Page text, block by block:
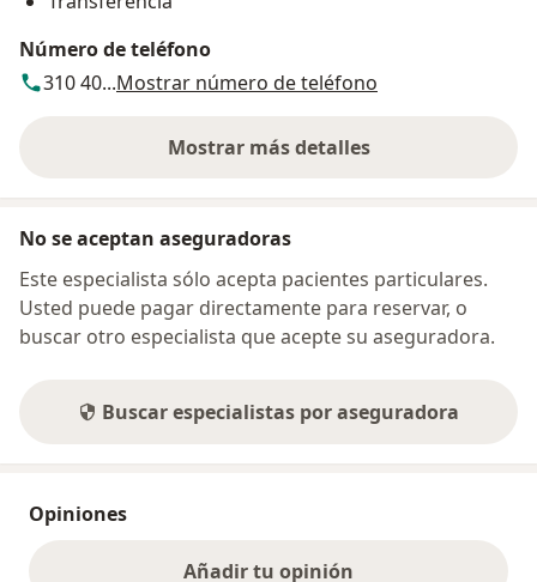
Número de teléfono
310 40...Mostrar número de teléfono
Mostrar más detalles
sobre la dirección
No se aceptan aseguradoras
Este especialista sólo acepta pacientes particulares.
Usted puede pagar directamente para reservar, o
buscar otro especialista que acepte su aseguradora.
Buscar especialistas por aseguradora
Opiniones
Añadir tu opinión